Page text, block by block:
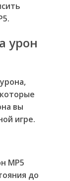
урон
вы
игре.
MP5
до